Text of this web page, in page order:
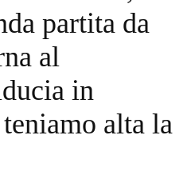
partita da
al
in
alta la